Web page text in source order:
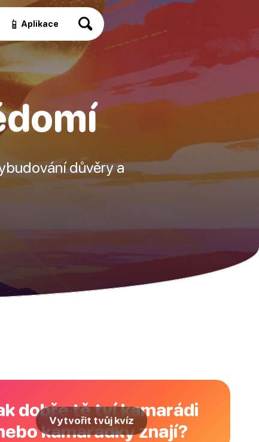
📱 Aplikace
důvěry a
dobře tě tví kamarádi
kamarádky znají?
Vytvořit tvůj kvíz